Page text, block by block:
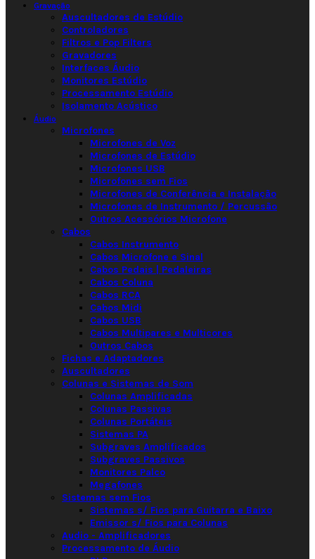
Gravação
Auscultadores de Estúdio
Controladores
Filtros e Pop Filters
Gravadores
Interfaces Áudio
Monitores Estúdio
Processamento Estúdio
Isolamento Acústico
Áudio
Microfones
Microfones de Voz
Microfones de Estúdio
Microfones USB
Microfones sem Fios
Microfones de Conferência e Instalação
Microfones de Instrumento / Percussão
Outros Acessórios Microfone
Cabos
Cabos Instrumento
Cabos Microfone e Sinal
Cabos Pedais | Pedaleiras
Cabos Coluna
Cabos RCA
Cabos Midi
Cabos USB
Cabos Multipares e Multicores
Outros Cabos
Fichas e Adaptadores
Auscultadores
Colunas e Sistemas de Som
Colunas Amplificadas
Colunas Passivas
Colunas Portáteis
Sistemas PA
Subgraves Amplificados
Subgraves Passivos
Monitores Palco
Megafones
Sistemas sem Fios
Sistemas s/ Fios para Guitarra e Baixo
Emissor s/ Fios para Colunas
Audio - Amplificadores
Processamento de Áudio